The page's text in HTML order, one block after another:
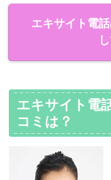
エキサイト電
エキサイト電
コミは？